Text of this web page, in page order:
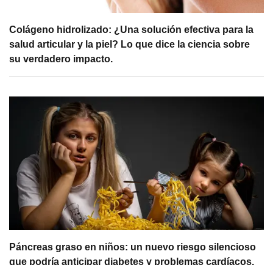
Colágeno hidrolizado: ¿Una solución efectiva para la
salud articular y la piel? Lo que dice la ciencia sobre
su verdadero impacto.
Páncreas graso en niños: un nuevo riesgo silencioso
que podría anticipar diabetes y problemas cardíacos.